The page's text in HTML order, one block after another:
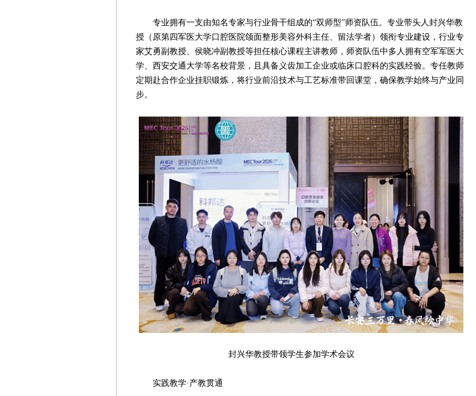
专业拥有一支由知名专家与行业骨干组成的“双师型”师资队伍。专业带头人封兴华教
授（原第四军医大学口腔医院颌面整形美容外科主任、留法学者）领衔专业建设，行业专
家艾勇副教授、侯晓冲副教授等担任核心课程主讲教师，师资队伍中多人拥有空军军医大
学、西安交通大学等名校背景，且具备义齿加工企业或临床口腔科的实践经验。专任教师
定期赴合作企业挂职锻炼，将行业前沿技术与工艺标准带回课堂，确保教学始终与产业同
步。
封兴华教授带领学生参加学术会议
实践教学·产教贯通